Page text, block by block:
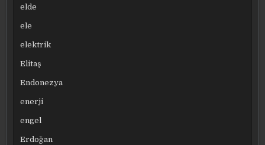
elde
ele
elektrik
Elitaş
Endonezya
enerji
engel
Erdoğan